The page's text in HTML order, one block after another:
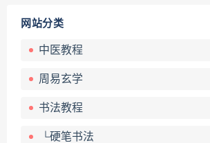
网站分类
中医教程
周易玄学
书法教程
└硬笔书法